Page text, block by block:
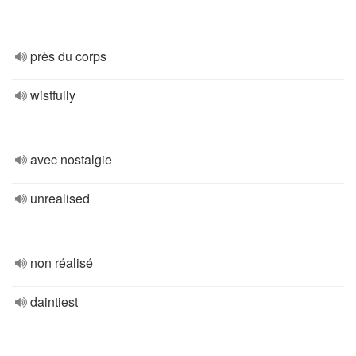
près du corps
wistfully
avec nostalgie
unrealised
non réalisé
daintiest